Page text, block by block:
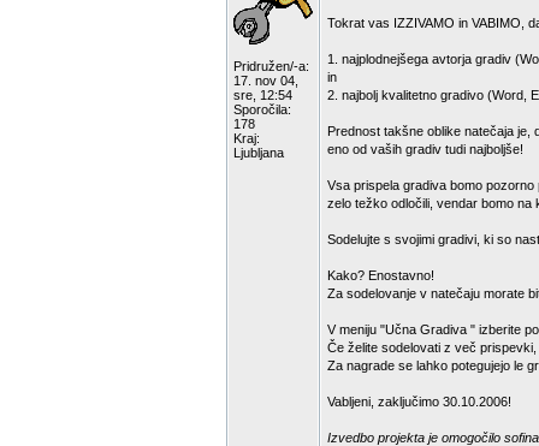
Pridružen/-a:
17. nov 04,
sre, 12:54
Sporočila:
178
Kraj:
Ljubljana
Tokrat vas IZZIVAMO in VABIMO,
1. najplodnejšega avtorja gradiv
in
2. najbolj kvalitetno gradivo (Word,
Prednost takšne oblike natečaja je,
eno od vaših gradiv tudi najboljše!
Vsa prispela gradiva bomo
zelo težko odločili, vendar bomo
Sodelujte s svojimi gradivi, ki so
Kako? Enostavno!
Za sodelovanje v natečaju morate
V meniju "Učna Gradiva " izberite
Če želite sodelovati z več
Za nagrade se lahko potegujejo le
Vabljeni, zaključimo 30.10.2006!
Izvedbo projekta je omogočilo